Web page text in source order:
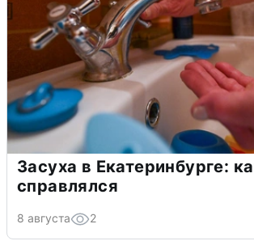
Засуха в Екатеринбурге:
справлялся
8 августа 2